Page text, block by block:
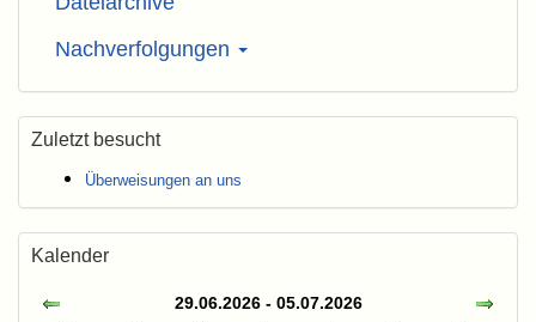
Nachverfolgungen
Zuletzt besucht
Überweisungen an uns
Kalender
29.06.2026 - 05.07.2026